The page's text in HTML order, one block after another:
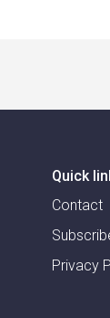
Quick
Contact
Privacy